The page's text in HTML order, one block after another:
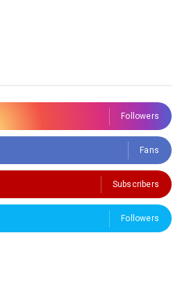
Followers
Fans
Subscribers
Followers